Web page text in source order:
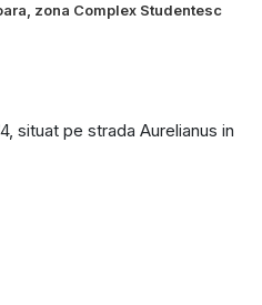
zona Complex Studentesc
situat pe strada Aurelianus in